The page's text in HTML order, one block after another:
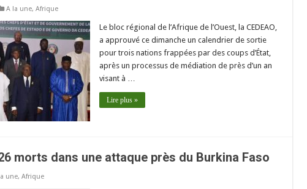
A la une, Afrique
Le bloc régional de l’Afrique de l’Ouest, la CEDEAO,
a approuvé ce dimanche un calendrier de sortie
pour trois nations frappées par des coups d’État,
après un processus de médiation de près d’un an
visant à …
Lire plus »
morts dans une attaque près du Burkina Faso
une, Afrique